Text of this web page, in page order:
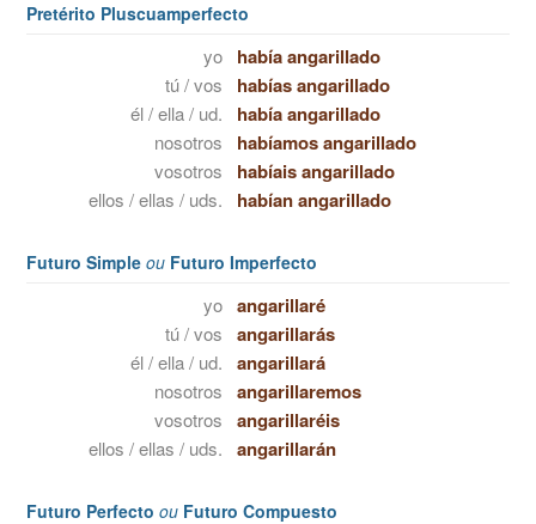
Pretérito Pluscuamperfecto
yo había angarillado
tú / vos habías angarillado
él / ella / ud. había angarillado
nosotros habíamos angarillado
vosotros habíais angarillado
ellos / ellas / uds. habían angarillado
Futuro Simple ou Futuro Imperfecto
yo angarillaré
tú / vos angarillarás
él / ella / ud. angarillará
nosotros angarillaremos
vosotros angarillaréis
ellos / ellas / uds. angarillarán
Futuro Perfecto ou Futuro Compuesto